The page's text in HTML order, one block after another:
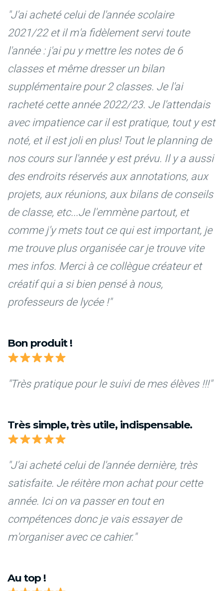
"J'ai acheté celui de l'année scolaire
2021/22 et il m'a fidèlement servi toute
l'année : j'ai pu y mettre les notes de 6
classes et même dresser un bilan
supplémentaire pour 2 classes. Je l'ai
racheté cette année 2022/23. Je l'attendais
avec impatience car il est pratique, tout y est
noté, et il est joli en plus! Tout le planning de
nos cours sur l'année y est prévu. Il y a aussi
des endroits réservés aux annotations, aux
projets, aux réunions, aux bilans de conseils
de classe, etc...Je l'emmène partout, et
comme j'y mets tout ce qui est important, je
me trouve plus organisée car je trouve vite
mes infos. Merci à ce collègue créateur et
créatif qui a si bien pensé à nous,
professeurs de lycée !"
Bon produit !
"Très pratique pour le suivi de mes élèves !!!"
Très simple, très utile, indispensable.
"J'ai acheté celui de l'année dernière, très
satisfaite. Je réitère mon achat pour cette
année. Ici on va passer en tout en
compétences donc je vais essayer de
m'organiser avec ce cahier."
Au top !